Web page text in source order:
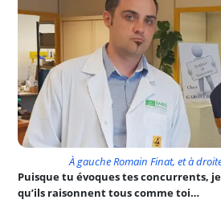
À gauche Romain Finat, et à
Puisque tu évoques tes concurrents, je
qu’ils raisonnent tous comme toi…